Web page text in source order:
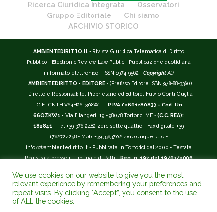
Ricerca Giuridica Integrata
Osservatori
Gruppo Editoriale
Chi siamo
ARCHIVIO STORICO
AMBIENTEDIRITTO.it - Rivista Giuridica Telematica di Diritto
Pubblico - Electronic Review Law Public - Pubblicazione quotidiana
in formato elettronico - ISSN 1974-9562 - Copyright AD
-AMBIENTEDIRITTO - EDITORE - (Prefisso Editore ISBN 978-88-3360)
- Direttore Responsabile, Proprietario ed Editore: Fulvio Conti Guglia
- C.F.: CNTFLV64H26L308W -
P.IVA 02601280833 - Cod. Un.
66OZKW1 - Via Filangeri, 19 - 98078 Tortorici ME - (C.C. REA):
182841 - Tel +39-376.2482 zero sette quattro - Fax digitale +39
1782724258 - Mob. +39 3383702 zero cinque otto -
info(at)ambientediritto.it - Pubblicata in Tortorici dal 2000 - Testata
Registrata presso il Tribunale di Patti -Reg. n. 197 del 19/07/2006
__________
La Rivista Giuridica AMBIENTEDIRITTO.IT ISSN 1974-9562
riconosciuta ed inserita nell'Area 12 - (
We use cookies on our website to give you the most
relevant experience by remembering your preferences and
repeat visits. By clicking “Accept”, you consent to the use
of ALL the cookies.